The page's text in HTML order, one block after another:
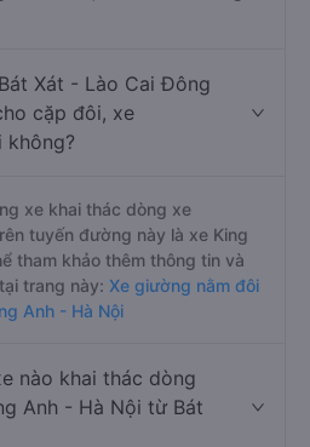
Xát - Lào Cai Đông
cặp đôi, xe
không?
xe khai thác dòng xe
tuyến đường này là xe King
tham khảo thêm thông tin và
trang này: Xe giường nằm đôi
Anh - Hà Nội
nào khai thác dòng
Anh - Hà Nội từ Bát